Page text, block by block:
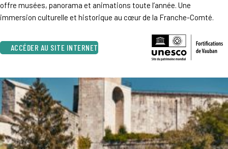
offre musées, panorama et animations toute l’année. Une
immersion culturelle et historique au cœur de la Franche-Comté.
ACCÉDER AU SITE INTERNET